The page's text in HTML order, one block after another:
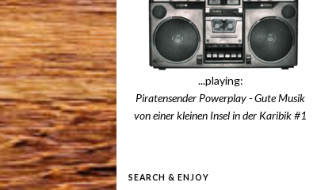
...playing:
Piratensender Powerplay - Gute Musik
von einer kleinen Insel in der Karibik #1
SEARCH & ENJOY